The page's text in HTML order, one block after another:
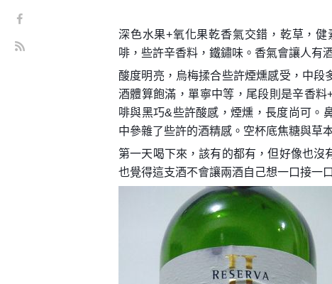
深色水果+氧化果乾香氣交錯，乾草，
啡，些許辛香料，鐵鏽味。香氣會讓人有
酸度明亮，烏梅揉合些許煙燻感受，中
酒體算飽滿，單寧中等，尾段則是辛香
啡與黑巧&些許酸感，煙燻，長度尚可。
中參雜了些許的酒精感。空杯底焦糖與草
第一天喝下來，該有的都有，但好像也沒
也覺得這支酒不會讓兩酒自己想一口接一